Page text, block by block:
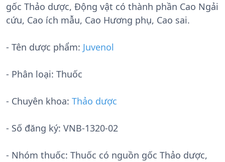
gốc Thảo dược, Động vật có thành phần Cao Ngải
cứu, Cao ích mẫu, Cao Hương phụ, Cao sai.
- Tên dược phẩm: Juvenol
- Phân loại: Thuốc
- Chuyên khoa: Thảo dược
- Số đăng ký: VNB-1320-02
- Nhóm thuốc: Thuốc có nguồn gốc Thảo dược,